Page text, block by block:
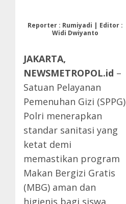
Reporter : Rumiyadi | Editor :
Widi Dwiyanto
JAKARTA,
NEWSMETROPOL.id –
Satuan Pelayanan
Pemenuhan Gizi (SPPG)
Polri menerapkan
standar sanitasi yang
ketat demi
memastikan program
Makan Bergizi Gratis
(MBG) aman dan
higienis bagi siswa